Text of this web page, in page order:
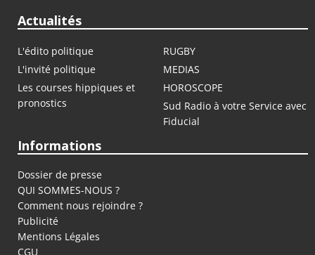
Actualités
L'édito politique
RUGBY
L'invité politique
MEDIAS
Les courses hippiques et
pronostics
HOROSCOPE
Sud Radio à votre Service avec
Fiducial
Informations
Dossier de presse
QUI SOMMES-NOUS ?
Comment nous rejoindre ?
Publicité
Mentions Légales
CGU